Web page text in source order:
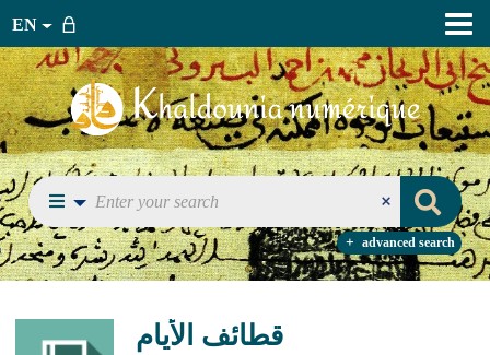
EN
advanced search
قطائف الأيام